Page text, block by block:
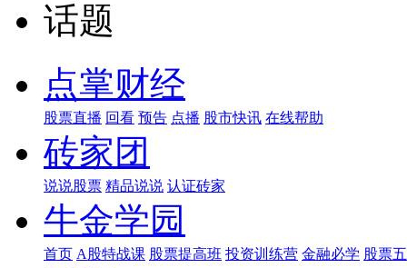
话题
点掌财经
股票直播 回看 预告 点播 股市快讯 在线帮助
砖家团
说说股票 精品说说 认证砖家
牛金学园
首页 A股特战课 股票提高班 投资训练营 金融必学 股票